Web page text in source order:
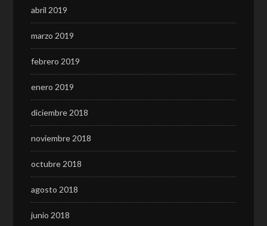
abril 2019
marzo 2019
febrero 2019
enero 2019
diciembre 2018
noviembre 2018
octubre 2018
agosto 2018
junio 2018